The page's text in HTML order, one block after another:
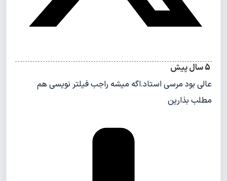
عالی بود مرسی استاد.اگه میشه راجب فیلتر نویسی هم
مطلب بذارین